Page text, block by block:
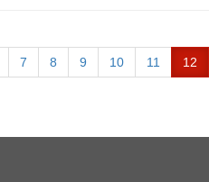
7 8 9 10 11 12